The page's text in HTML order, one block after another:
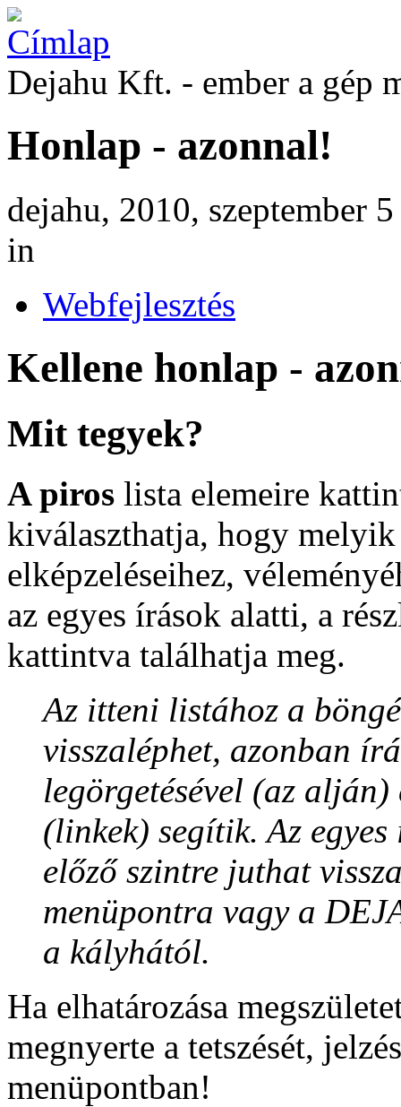
Dejahu Kft. - ember a gép
Honlap - azonnal!
dejahu, 2010, szeptember
in
Webfejlesztés
Kellene honlap -
Mit tegyek?
A piros lista elemeire
kiválaszthatja, hogy
elképzeléseihez,
az egyes írások alatti, a
kattintva találhatja meg.
Az itteni listához a
visszaléphet, azonban
legörgetésével (az
(linkek) segítik. Az
előző szintre juthat
menüpontra vagy a
a kályhától.
Ha elhatározása
megnyerte a tetszését,
menüpontban!